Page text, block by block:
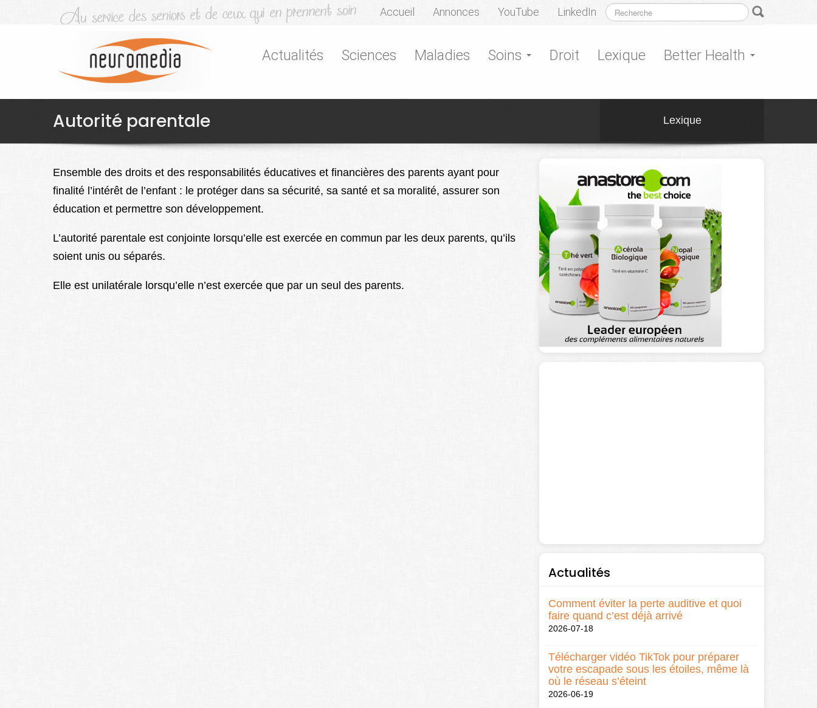
Accueil Annonces YouTube LinkedIn
Actualités Sciences Maladies Soins Droit Lexique Better Health
Autorité parentale Lexique
Ensemble des droits et des responsabilités éducatives et financières des parents ayant pour
finalité l’intérêt de l’enfant : le protéger dans sa sécurité, sa santé et sa moralité, assurer son
éducation et permettre son développement.
L’autorité parentale est conjointe lorsqu’elle est exercée en commun par les deux parents, qu’ils
soient unis ou séparés.
Elle est unilatérale lorsqu’elle n’est exercée que par un seul des parents.
Actualités
Comment éviter la perte auditive et quoi
faire quand c’est déjà arrivé
2026-07-18
Télécharger vidéo TikTok pour préparer
votre escapade sous les étoiles, même là
où le réseau s’éteint
2026-06-19